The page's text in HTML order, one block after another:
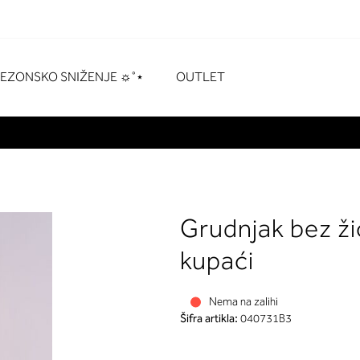
SNIŽENJE ☼˚⋆ OUTLET
Grudnjak bez
kupaći
Nema na zalihi
Šifra artikla: 040731B3